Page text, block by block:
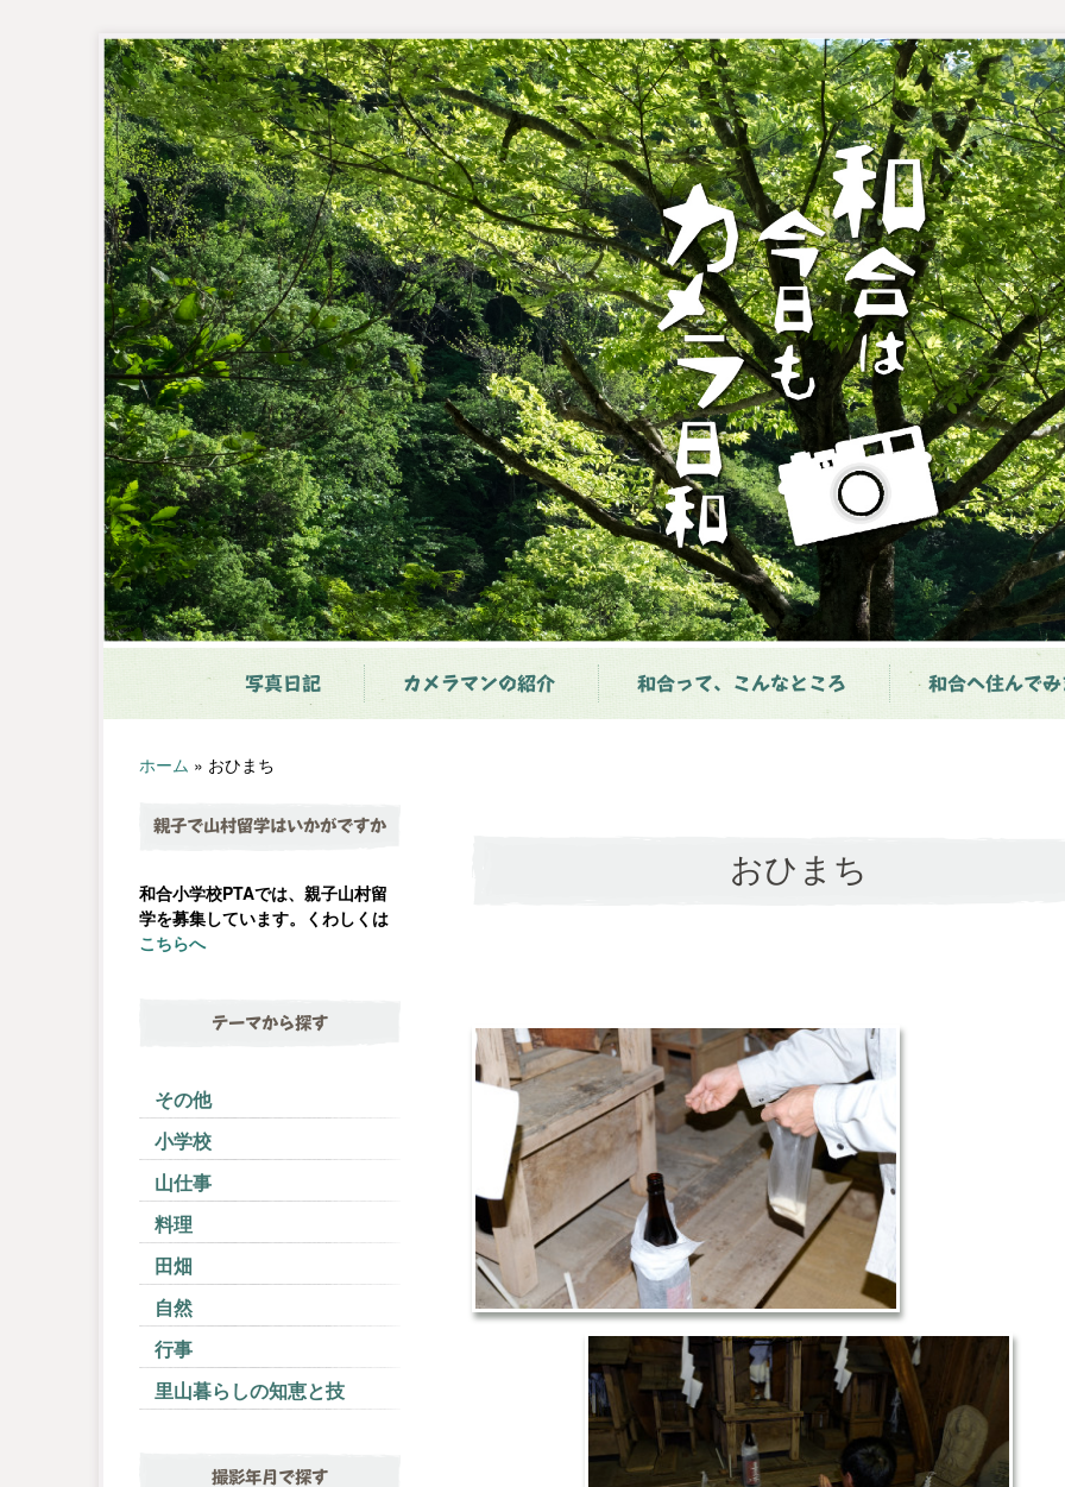
写真日記 カメラマンの紹介 和合って、こんなところ 和合へ住んで
ホーム » おひまち
おひまち
親子で山村留学はいかがですか
和合小学校PTAでは、親子山村留
学を募集しています。くわしくは
こちらへ
テーマから探す
その他
小学校
山仕事
料理
田畑
自然
行事
里山暮らしの知恵と技
撮影年月で探す